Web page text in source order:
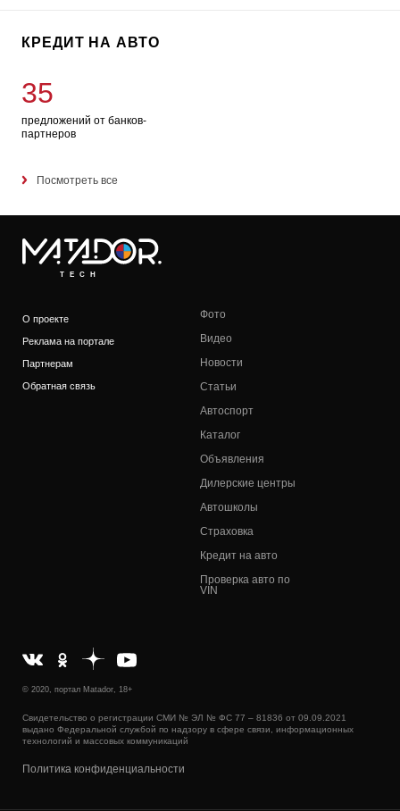
КРЕДИТ НА АВТО
35
предложений от банков-
партнеров
Посмотреть все
TECH
О проекте
Реклама на портале
Партнерам
Обратная связь
Фото
Видео
Новости
Статьи
Автоспорт
Каталог
Объявления
Дилерские центры
Автошколы
Страховка
Кредит на авто
Проверка авто по
VIN
© 2020, портал Matador, 18+
Свидетельство о регистрации СМИ № ЭЛ № ФС 77 – 81836 от 09.09.2021
выдано Федеральной службой по надзору в сфере связи, информационных
технологий и массовых коммуникаций
Политика конфиденциальности